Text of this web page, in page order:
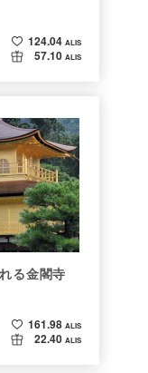
124.04 ALIS
57.10 ALIS
る金閣寺
161.98 ALIS
22.40 ALIS